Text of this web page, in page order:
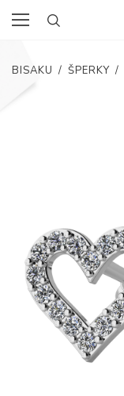
BISAKU / ŠPERKY /